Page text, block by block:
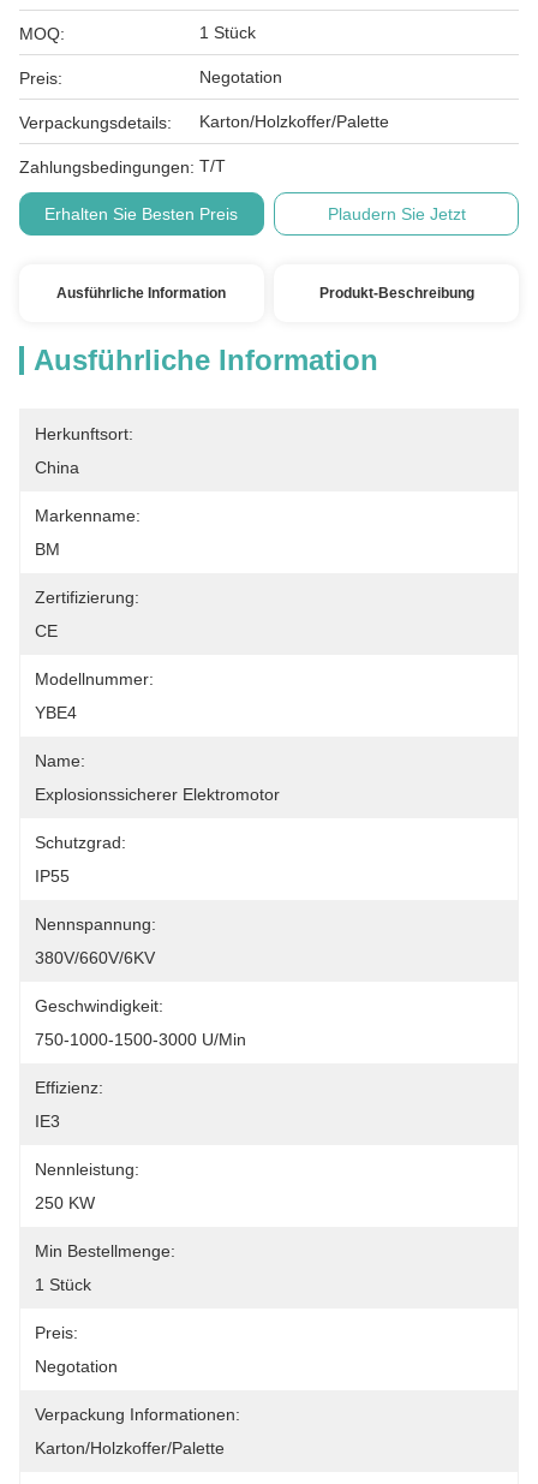
MOQ: 1 Stück
Preis: Negotation
Verpackungsdetails: Karton/Holzkoffer/Palette
Zahlungsbedingungen: T/T
Erhalten Sie Besten Preis Plaudern Sie Jetzt
Ausführliche Information Produkt-Beschreibung
Ausführliche Information
Herkunftsort:
China
Markenname:
BM
Zertifizierung:
CE
Modellnummer:
YBE4
Name:
Explosionssicherer Elektromotor
Schutzgrad:
IP55
Nennspannung:
380V/660V/6KV
Geschwindigkeit:
750-1000-1500-3000 U/min
Effizienz:
IE3
Nennleistung:
250 KW
Min Bestellmenge:
1 Stück
Preis:
Negotation
Verpackung Informationen:
Karton/Holzkoffer/Palette